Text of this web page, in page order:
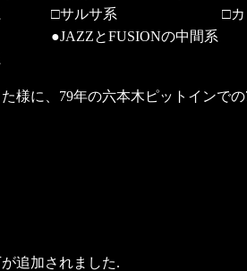
□サルサ系
□カ
●JAZZとFUSIONの中間系
様に、79年の六本木ピットインで
追加されました.